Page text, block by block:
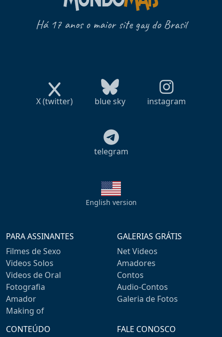
Há 17 anos o maior site gay do Brasil
X (twitter) blue sky instagram
telegram
English version
PARA ASSINANTES
Filmes de Sexo
Videos Solos
Videos de Oral
Fotografia
Amador
Making of
GALERIAS GRÁTIS
Net Videos
Amadores
Contos
Audio-Contos
Galeria de Fotos
CONTEÚDO
FALE CONOSCO